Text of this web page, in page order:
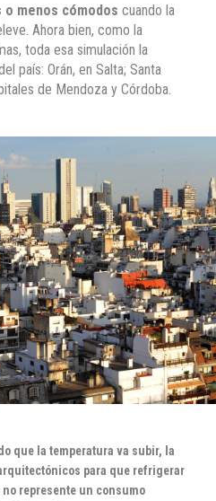
menos cómodos cuando la
Ahora bien, como la
toda esa simulación la
país: Orán, en Salta; Santa
de Mendoza y Córdoba.
que la temperatura va subir, la
para que refrigerar
represente un consumo